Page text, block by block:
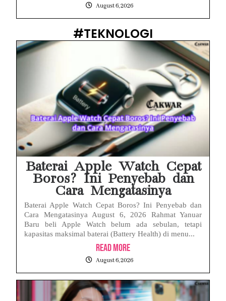
August 6, 2026
#TEKNOLOGI
Baterai Apple Watch Cepat
Boros? Ini Penyebab dan
Cara Mengatasinya
Baterai Apple Watch Cepat Boros? Ini Penyebab dan
Cara Mengatasinya August 6, 2026 Rahmat Yanuar
Baru beli Apple Watch belum ada sebulan, tetapi
kapasitas maksimal baterai (Battery Health) di menu...
Read More
August 6, 2026